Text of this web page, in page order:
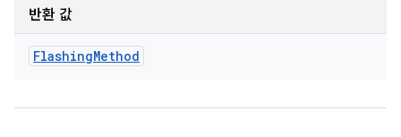
반환 값
FlashingMethod